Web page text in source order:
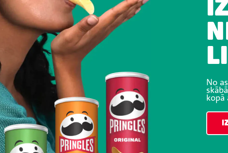
No
kopā